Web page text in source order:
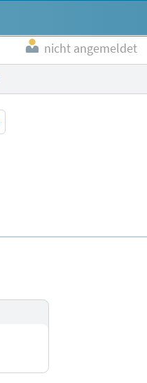
nicht angemeldet